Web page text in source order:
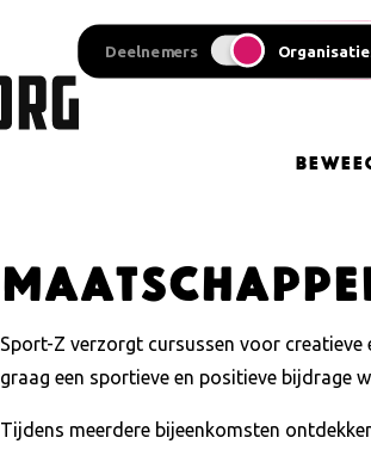
Deelnemers
Sport-Z verzorgt cursussen voor creatieve
graag een sportieve en positieve bijdrage
Tijdens meerdere bijeenkomsten